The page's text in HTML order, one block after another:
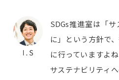
SDGs推進室は「
に」という方針で
に行っていますよ
サステナビリティ